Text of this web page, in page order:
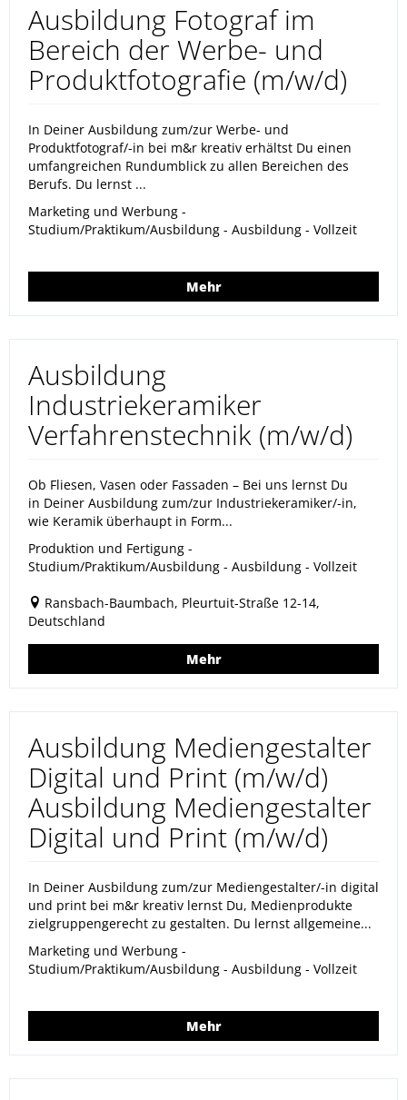
Ausbildung Fotograf im
Bereich der Werbe- und
Produktfotografie (m/w/d)
In Deiner Ausbildung zum/zur Werbe- und
Produktfotograf/-in bei m&r kreativ erhältst Du einen
umfangreichen Rundumblick zu allen Bereichen des
Berufs. Du lernst ...
Marketing und Werbung -
Studium/Praktikum/Ausbildung - Ausbildung - Vollzeit
Mehr
Ausbildung
Industriekeramiker
Verfahrenstechnik (m/w/d)
Ob Fliesen, Vasen oder Fassaden – Bei uns lernst Du
in Deiner Ausbildung zum/zur Industriekeramiker/-in,
wie Keramik überhaupt in Form...
Produktion und Fertigung -
Studium/Praktikum/Ausbildung - Ausbildung - Vollzeit
Ransbach-Baumbach, Pleurtuit-Straße 12-14,
Deutschland
Mehr
Ausbildung Mediengestalter
Digital und Print (m/w/d)
Ausbildung Mediengestalter
Digital und Print (m/w/d)
In Deiner Ausbildung zum/zur Mediengestalter/-in digital
und print bei m&r kreativ lernst Du, Medienprodukte
zielgruppengerecht zu gestalten. Du lernst allgemeine...
Marketing und Werbung -
Studium/Praktikum/Ausbildung - Ausbildung - Vollzeit
Mehr